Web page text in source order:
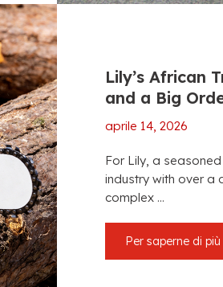
Lily’s African
and a Big
aprile 14, 2026
For Lily, a
industry with over a
complex ...
Per saperne di più